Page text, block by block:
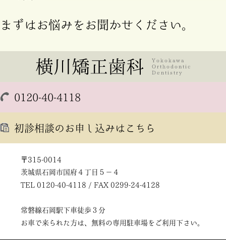
まずはお悩みをお聞かせください。
0120-40-4118
初診相談のお申し込みはこちら
〒315-0014
茨城県石岡市国府４丁目５－４
TEL 0120-40-4118 / FAX 0299-24-4128
常磐線石岡駅下車徒歩３分
お車で来られた方は、無料の専用駐車場をご利用下さい。